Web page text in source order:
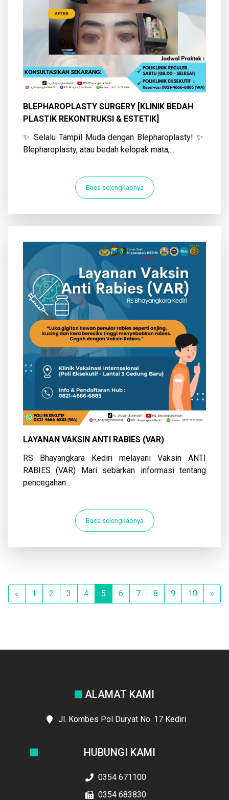
BLEPHAROPLASTY SURGERY [KLINIK BEDAH
PLASTIK REKONTRUKSI & ESTETIK]
✨ Selalu Tampil Muda dengan Blepharoplasty! ✨
Blepharoplasty, atau bedah kelopak mata,...
Baca selengkapnya
LAYANAN VAKSIN ANTI RABIES (VAR)
RS Bhayangkara Kediri melayani Vaksin ANTI
RABIES (VAR) Mari sebarkan informasi tentang
pencegahan...
Baca selengkapnya
« Previous
1 2 3 4 5 6 7 8 9 10 »
ALAMAT KAMI
Jl. Kombes Pol Duryat No. 17 Kediri
HUBUNGI KAMI
0354 671100
0354 683830